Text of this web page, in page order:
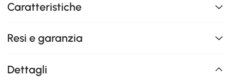
Caratteristiche
Resi e garanzia
Dettagli